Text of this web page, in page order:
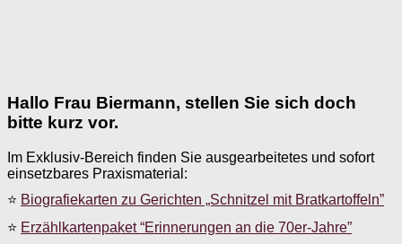
Hallo Frau Biermann, stellen Sie sich doch
bitte kurz vor.
Im Exklusiv-Bereich finden Sie ausgearbeitetes und sofort
einsetzbares Praxismaterial:
⭐ Biografiekarten zu Gerichten „Schnitzel mit Bratkartoffeln”
⭐ Erzählkartenpaket “Erinnerungen an die 70er-Jahre”